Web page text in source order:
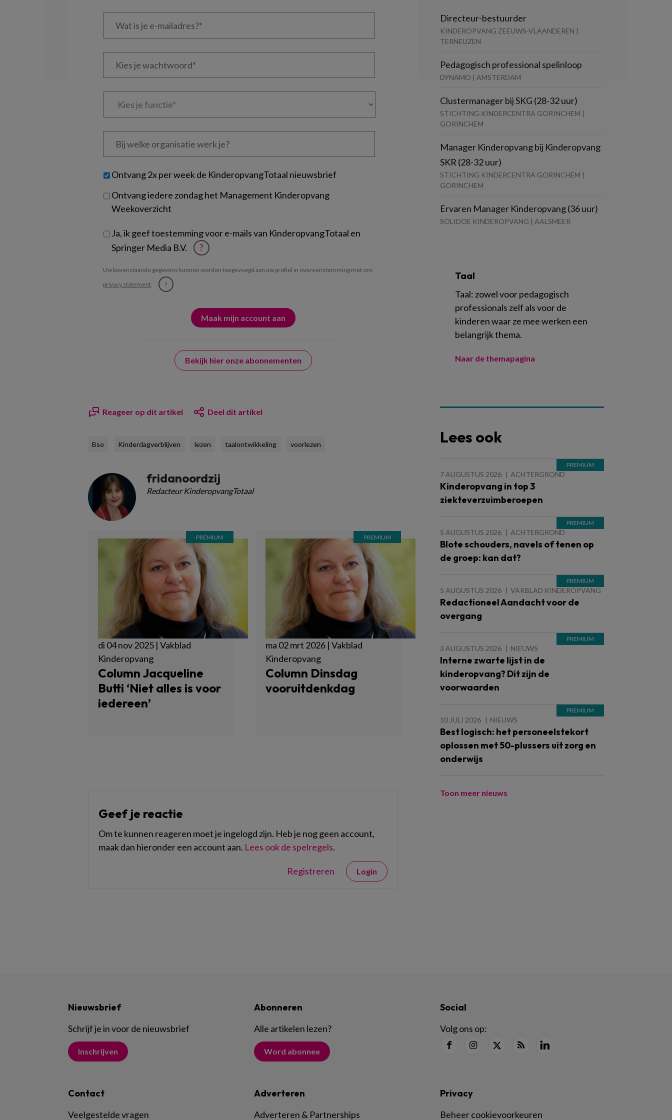
Wat
Kies
Kies
Bij
welke
je?
Untitled
Ontvang 2x per week de KinderopvangTotaal nieuwsbrief
Ontvang iedere zondag het Management Kinderopvang
Weekoverzicht
Ja, ik geef toestemming voor e-mails van KinderopvangTotaal en
Springer Media B.V.
?
Uw bovenstaande gegevens kunnen worden toegevoegd aan uw profiel in overeenstemming met ons
privacy statement. ?
Bekijk hier onze abonnementen
Reageer op dit artikel Deel dit artikel
Bso Kinderdagverblijven lezen taalontwikkeling voorlezen
fridanoordzij
Redacteur KinderopvangTotaal
di 04 nov 2025 | Vakblad
Kinderopvang
Column Jacqueline
Butti ‘Niet alles is voor
iedereen’
ma 02 mrt 2026 | Vakblad
Kinderopvang
Column Dinsdag
vooruitdenkdag
Geef je reactie
Om te kunnen reageren moet je ingelogd zijn. Heb je nog geen account,
maak dan hieronder een account aan. Lees ook de spelregels.
Registreren Login
Directeur-bestuurder
KINDEROPVANG ZEEUWS-VLAANDEREN |
TERNEUZEN
Pedagogisch professional spelinloop
DYNAMO | AMSTERDAM
Clustermanager bij SKG (28-32 uur)
STICHTING KINDERCENTRA GORINCHEM |
GORINCHEM
Manager Kinderopvang bij Kinderopvang
SKR (28-32 uur)
STICHTING KINDERCENTRA GORINCHEM |
GORINCHEM
Ervaren Manager Kinderopvang (36 uur)
SOLIDOE KINDEROPVANG | AALSMEER
Taal
Taal: zowel voor pedagogisch
professionals zelf als voor de
kinderen waar ze mee werken een
belangrijk thema.
Naar de themapagina
Lees ook
7 AUGUSTUS 2026 ACHTERGROND
Kinderopvang in top 3
ziekteverzuimberoepen
5 AUGUSTUS 2026 ACHTERGROND
Blote schouders, navels of tenen op
de groep: kan dat?
5 AUGUSTUS 2026 VAKBLAD KINDEROPVANG
Redactioneel Aandacht voor de
overgang
3 AUGUSTUS 2026 NIEUWS
Interne zwarte lijst in de
kinderopvang? Dit zijn de
voorwaarden
10 JULI 2026 NIEUWS
Best logisch: het personeelstekort
oplossen met 50-plussers uit zorg en
onderwijs
Toon meer nieuws
Nieuwsbrief
Schrijf je in voor de nieuwsbrief
Inschrijven
Abonneren
Alle artikelen lezen?
Word abonnee
Social
Volg ons op:
Contact
Veelgestelde vragen
Adverteren
Adverteren & Partnerships
Privacy
Beheer cookievoorkeuren